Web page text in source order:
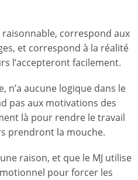
correspond aux
et correspond à la réalité
l’accepteront facilement.
n’a aucune logique dans le
pas aux motivations des
là pour rendre le travail
prendront la mouche.
raison, et que le MJ utilise
pour forcer les